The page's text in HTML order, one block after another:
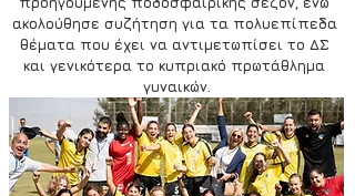
ακολούθησε συζήτηση για τα πολυεπίπεδα
θέματα που έχει να αντιμετωπίσει το ΔΣ
και γενικότερα το κυπριακό πρωτάθλημα
γυναικών.